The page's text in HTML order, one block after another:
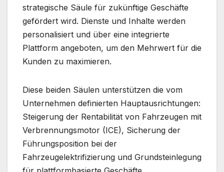
strategische Säule für zukünftige Geschäfte
gefördert wird. Dienste und Inhalte werden
personalisiert und über eine integrierte
Plattform angeboten, um den Mehrwert für die
Kunden zu maximieren.
Diese beiden Säulen unterstützen die vom
Unternehmen definierten Hauptausrichtungen:
Steigerung der Rentabilität von Fahrzeugen mit
Verbrennungsmotor (ICE), Sicherung der
Führungsposition bei der
Fahrzeugelektrifizierung und Grundsteinlegung